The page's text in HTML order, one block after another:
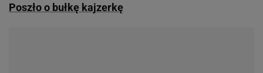
Poszło o bułkę kajzerkę